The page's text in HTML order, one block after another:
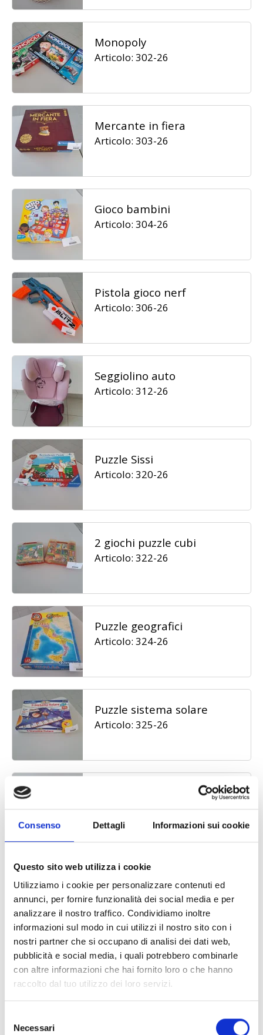
Consenso Dettagli Informazioni sui cookie
Questo sito web utilizza i cookie
Utilizziamo i cookie per personalizzare contenuti ed
annunci, per fornire funzionalità dei social media e per
analizzare il nostro traffico. Condividiamo inoltre
informazioni sul modo in cui utilizzi il nostro sito con i
nostri partner che si occupano di analisi dei dati web,
pubblicità e social media, i quali potrebbero combinarle
con altre informazioni che hai fornito loro o che hanno
raccolto dal tuo utilizzo dei loro servizi.
delNecessari
Monopoly
Articolo: 302-26
Mercante in fiera
Articolo: 303-26
Gioco bambini
Articolo: 304-26
Pistola gioco nerf
Articolo: 306-26
Seggiolino auto
Articolo: 312-26
Puzzle Sissi
Articolo: 320-26
2 giochi puzzle cubi
Articolo: 322-26
Puzzle geografici
Articolo: 324-26
Puzzle sistema solare
Articolo: 325-26
Articolo: 326-26
Articolo: 330-26
Pentola pressione
Articolo: 332-26